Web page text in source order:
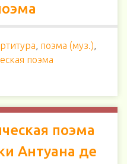
, поэма (муз.),
поэма
поэма
Антуана де